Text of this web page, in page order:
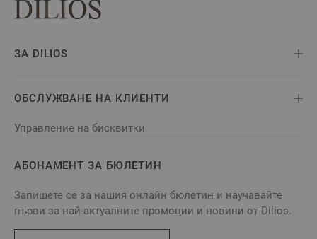
ЗА DILIOS
ОБСЛУЖВАНЕ НА КЛИЕНТИ
Управление на бисквитки
АБОНАМЕНТ ЗА БЮЛЕТИН
Запишете се за нашия онлайн бюлетин и научавайте
първи за най-актуалните промоции и новини от Dilios.